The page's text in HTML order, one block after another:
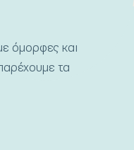
όμορφες και
τα